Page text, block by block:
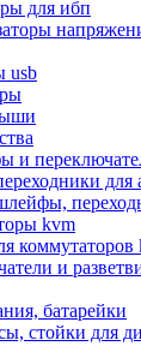
техника
кухонные
и
комбайны
печи
для ибп
usb
и
для
kvm
коммутаторов
и
батарейки
стойки для